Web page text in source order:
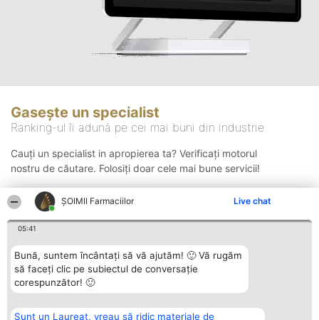
ŞOIMII Farmaciilor Live chat
05:41
Bună, suntem încântați să vă ajutăm! 🙂 Vă rugăm
să faceți clic pe subiectul de conversație
corespunzător! 🙂
Sunt un Laureat, vreau să ridic materiale de
Gasește un specialist
Ranking-ul îi adună pe cei mai buni din industrie
Cauți un specialist in apropierea ta? Verificați motorul
nostru de căutare. Folosiți doar cele mai bune servicii!
Organizator Ranking Plebiscyt Contact